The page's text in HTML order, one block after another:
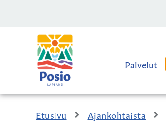
Kaupungin
logo
Palvelut
Etusivu Ajankohtaista